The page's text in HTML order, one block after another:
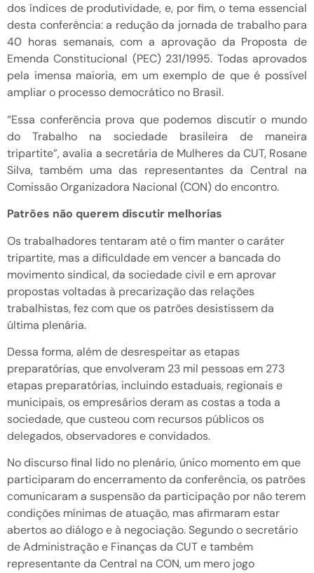
dos índices de produtividade, e, por fim, o tema essencial
desta conferência: a redução da jornada de trabalho para
40 horas semanais, com a aprovação da Proposta de
Emenda Constitucional (PEC) 231/1995. Todas aprovados
pela imensa maioria, em um exemplo de que é possível
ampliar o processo democrático no Brasil.
“Essa conferência prova que podemos discutir o mundo
do Trabalho na sociedade brasileira de maneira
tripartite”, avalia a secretária de Mulheres da CUT, Rosane
Silva, também uma das representantes da Central na
Comissão Organizadora Nacional (CON) do encontro.
Patrões não querem discutir melhorias
Os trabalhadores tentaram até o fim manter o caráter
tripartite, mas a dificuldade em vencer a bancada do
movimento sindical, da sociedade civil e em aprovar
propostas voltadas à precarização das relações
trabalhistas, fez com que os patrões desistissem da
última plenária.
Dessa forma, além de desrespeitar as etapas
preparatórias, que envolveram 23 mil pessoas em 273
etapas preparatórias, incluindo estaduais, regionais e
municipais, os empresários deram as costas a toda a
sociedade, que custeou com recursos públicos os
delegados, observadores e convidados.
No discurso final lido no plenário, único momento em que
participaram do encerramento da conferência, os patrões
comunicaram a suspensão da participação por não terem
condições mínimas de atuação, mas afirmaram estar
abertos ao diálogo e à negociação. Segundo o secretário
de Administração e Finanças da CUT e também
representante da Central na CON, um mero jogo